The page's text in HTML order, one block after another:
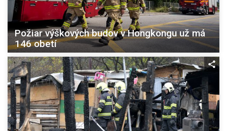
Požiar výškových budov v Hongkongu už má
146 obetí